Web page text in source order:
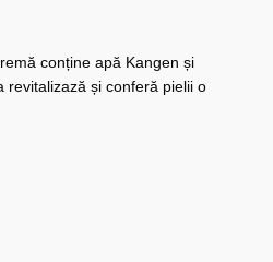
conține apă Kangen și
revitalizază și conferă pielii o